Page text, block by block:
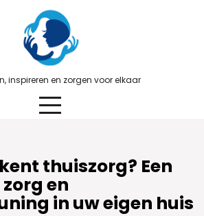
inspireren en zorgen voor elkaar
thuiszorg? Een
en
in uw eigen huis